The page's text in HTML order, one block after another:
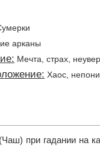
арканы
Мечта, страх,
Хаос,
при гадании на